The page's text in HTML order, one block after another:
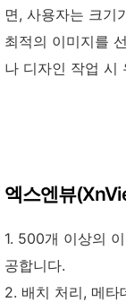
면, 사용자는 크기
최적의 이미지를
나 디자인 작업 시
엑스엔뷰
1. 500개 이상의
공합니다.
2. 배치 처리, 메타